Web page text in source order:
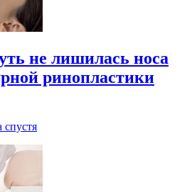
не лишилась носа
ринопластики
спустя